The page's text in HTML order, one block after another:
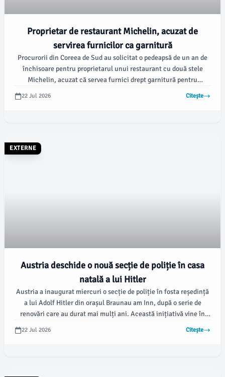
Proprietar de restaurant Michelin, acuzat de
servirea furnicilor ca garnitură
Procurorii din Coreea de Sud au solicitat o pedeapsă de un an de
închisoare pentru proprietarul unui restaurant cu două stele
Michelin, acuzat că servea furnici drept garnitură pentru
specii de insecte autorizate pentru consumul uman în această
22 Jul 2026 Citește
EXTERNE
Austria deschide o nouă secție de poliție în casa
natală a lui Hitler
Austria a inaugurat miercuri o secție de poliție în fosta reședință
a lui Adolf Hitler din orașul Braunau am Inn, după o serie de
renovări care au durat mai mulți ani. Această inițiativă vine în
neonaziste, conform datelor oferite de dpa și AFP, preluate de
22 Jul 2026 Citește